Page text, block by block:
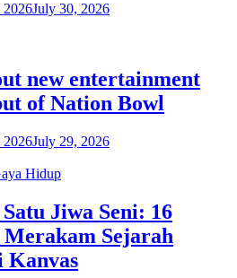
2026July 30, 2026
new entertainment
of Nation Bowl
2026July 29, 2026
Hidup
Jiwa Seni: 16
Sejarah
Kanvas